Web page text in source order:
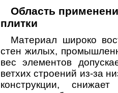
Область
плитки
Материал широко
стен жилых,
вес элементов
ветхих строений из-за
конструкции,